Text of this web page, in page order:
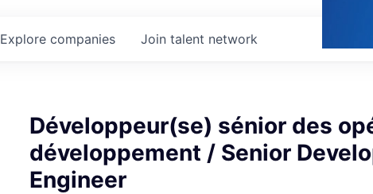
Explore companies Join talent network
Développeur(se) sénior des
développement / Senior
Engineer